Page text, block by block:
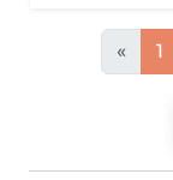
« 1